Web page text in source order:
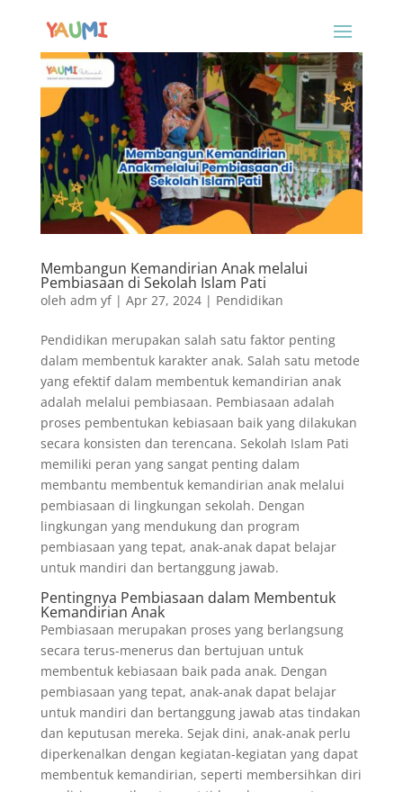
Membangun Kemandirian Anak melalui
Pembiasaan di Sekolah Islam Pati
oleh adm yf| Apr 27, 2024| Pendidikan
Pendidikan merupakan salah satu faktor penting
dalam membentuk karakter anak. Salah satu metode
yang efektif dalam membentuk kemandirian anak
adalah melalui pembiasaan. Pembiasaan adalah
proses pembentukan kebiasaan baik yang dilakukan
secara konsisten dan terencana. Sekolah Islam Pati
memiliki peran yang sangat penting dalam
membantu membentuk kemandirian anak melalui
pembiasaan di lingkungan sekolah. Dengan
lingkungan yang mendukung dan program
pembiasaan yang tepat, anak-anak dapat belajar
untuk mandiri dan bertanggung jawab.
Pentingnya Pembiasaan dalam Membentuk
Kemandirian Anak
Pembiasaan merupakan proses yang berlangsung
secara terus-menerus dan bertujuan untuk
membentuk kebiasaan baik pada anak. Dengan
pembiasaan yang tepat, anak-anak dapat belajar
untuk mandiri dan bertanggung jawab atas tindakan
dan keputusan mereka. Sejak dini, anak-anak perlu
diperkenalkan dengan kegiatan-kegiatan yang dapat
membentuk kemandirian, seperti membersihkan diri